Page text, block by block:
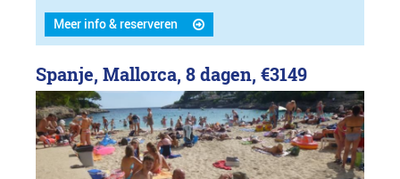
Meer info & reserveren
Spanje, Mallorca, 8 dagen, €3149